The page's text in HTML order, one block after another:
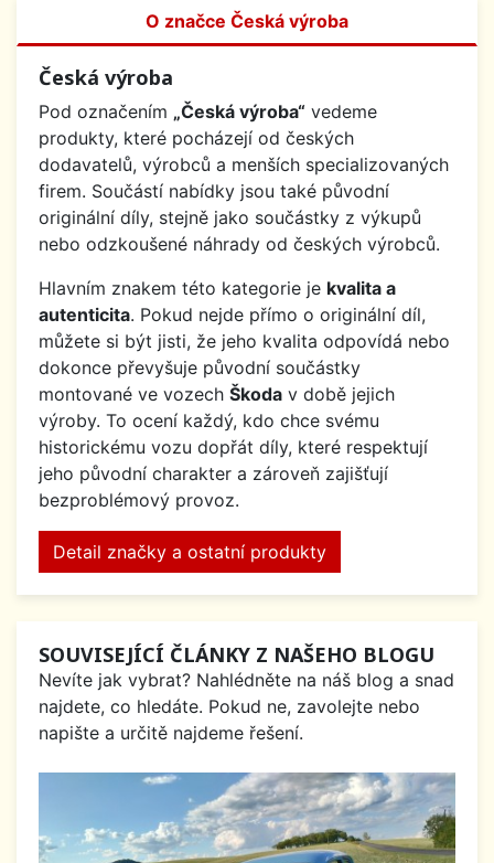
O značce Česká výroba
Česká výroba
Pod označením „Česká výroba“ vedeme
produkty, které pocházejí od českých
dodavatelů, výrobců a menších specializovaných
firem. Součástí nabídky jsou také původní
originální díly, stejně jako součástky z výkupů
nebo odzkoušené náhrady od českých výrobců.
Hlavním znakem této kategorie je kvalita a
autenticita. Pokud nejde přímo o originální díl,
můžete si být jisti, že jeho kvalita odpovídá nebo
dokonce převyšuje původní součástky
montované ve vozech Škoda v době jejich
výroby. To ocení každý, kdo chce svému
historickému vozu dopřát díly, které respektují
jeho původní charakter a zároveň zajišťují
bezproblémový provoz.
Detail značky a ostatní produkty
SOUVISEJÍCÍ ČLÁNKY Z NAŠEHO BLOGU
Nevíte jak vybrat? Nahlédněte na náš blog a snad
najdete, co hledáte. Pokud ne, zavolejte nebo
napište a určitě najdeme řešení.